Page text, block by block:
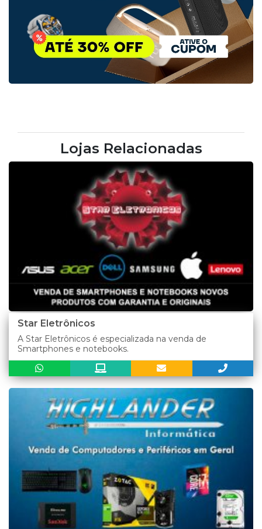
Lojas Relacionadas
Star Eletrônicos
A Star Eletrônicos é especializada na venda de
Smartphones e notebooks.